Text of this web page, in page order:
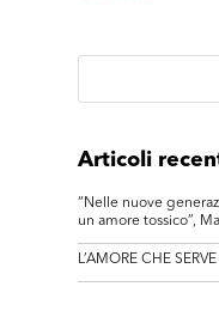
Articoli
“Nelle nuove
un amore tossico”,
L’AMORE CHE